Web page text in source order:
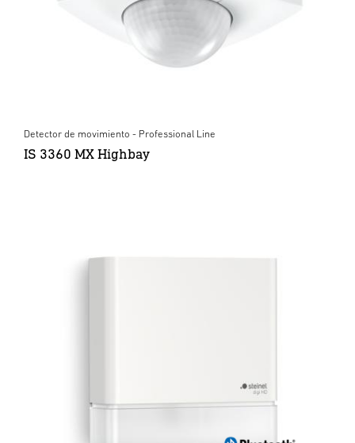
Detector de movimiento - Professional Line
IS 3360 MX Highbay